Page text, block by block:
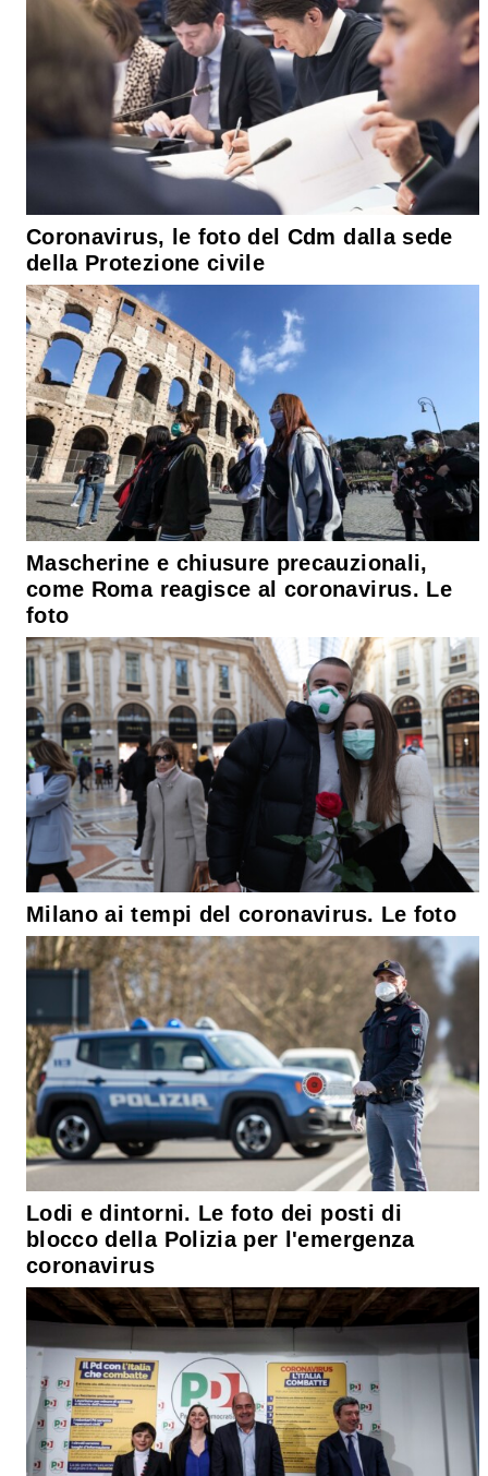
Coronavirus, le foto del Cdm dalla sede
della Protezione civile
Mascherine e chiusure precauzionali,
come Roma reagisce al coronavirus. Le
foto
Milano ai tempi del coronavirus. Le foto
Lodi e dintorni. Le foto dei posti di
blocco della Polizia per l'emergenza
coronavirus